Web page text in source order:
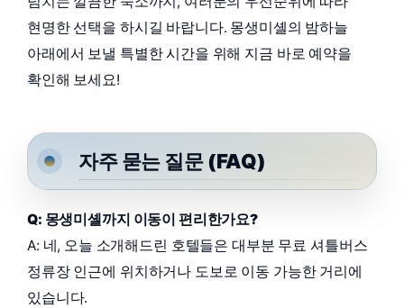
현명한 선택을 하시길 바랍니다. 몽생미셸의 밤하늘
아래에서 보낼 특별한 시간을 위해 지금 바로 예약을
확인해 보세요!
자주 묻는 질문 (FAQ)
Q: 몽생미셸까지 이동이 편리한가요?
A: 네, 오늘 소개해드린 호텔들은 대부분 무료 셔틀버스
정류장 인근에 위치하거나 도보로 이동 가능한 거리에
있습니다.